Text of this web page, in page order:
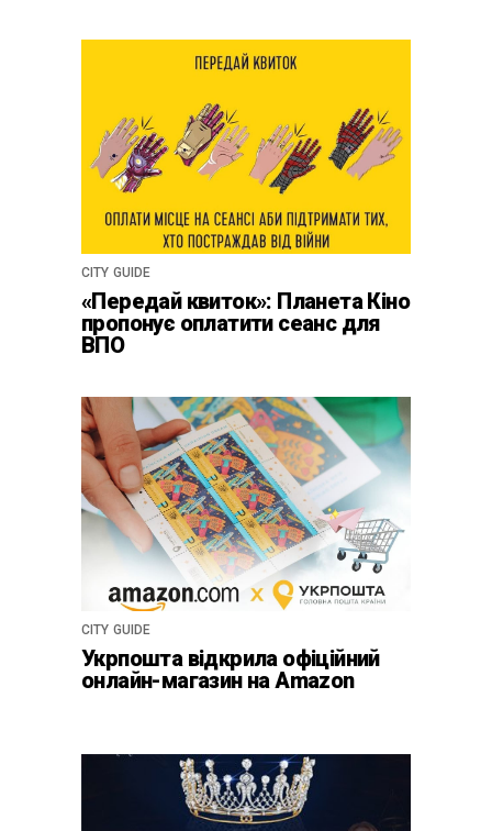
CITY GUIDE
«Передай квиток»: Планета Кіно
пропонує оплатити сеанс для
ВПО
CITY GUIDE
Укрпошта відкрила офіційний
онлайн-магазин на Amazon